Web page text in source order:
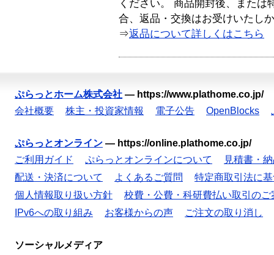
ください。 商品開封後、または
合、返品・交換はお受けいたし
⇒返品について詳しくはこちら
ぷらっとホーム株式会社 — https://www.plathome.co.jp/
会社概要
株主・投資家情報 電子公告 OpenBlocks
ぷらっとオンライン — https://online.plathome.co.jp/
ご利用ガイド
ぷらっとオンラインについて
見積書・
配送・決済について
よくあるご質問
特定商取引法に
個人情報取り扱い方針
校費・公費・科研費払い取引のご
IPv6への取り組み
お客様からの声 ご注文の取り消し
ソーシャルメディア